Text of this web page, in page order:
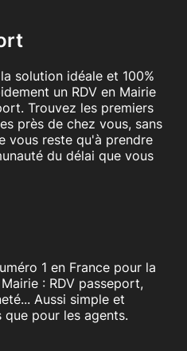
solution idéale et 100%
un RDV en Mairie
Trouvez les premiers
près de chez vous, sans
vous reste qu'à prendre
du délai que vous
1 en France pour la
: RDV passeport,
Aussi simple et
pour les agents.